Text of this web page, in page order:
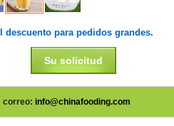
descuento para pedidos grandes.
Su solicitud
correo: info@chinafooding.com